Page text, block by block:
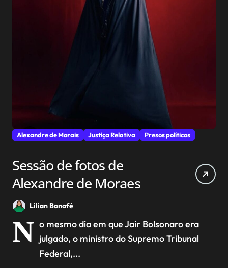
Alexandre de Morais Justiça Relativa Presos políticos
Sessão de fotos de
Alexandre de Moraes
Lilian Bonafé
N o mesmo dia em que Jair Bolsonaro era
julgado, o ministro do Supremo Tribunal
Federal,...